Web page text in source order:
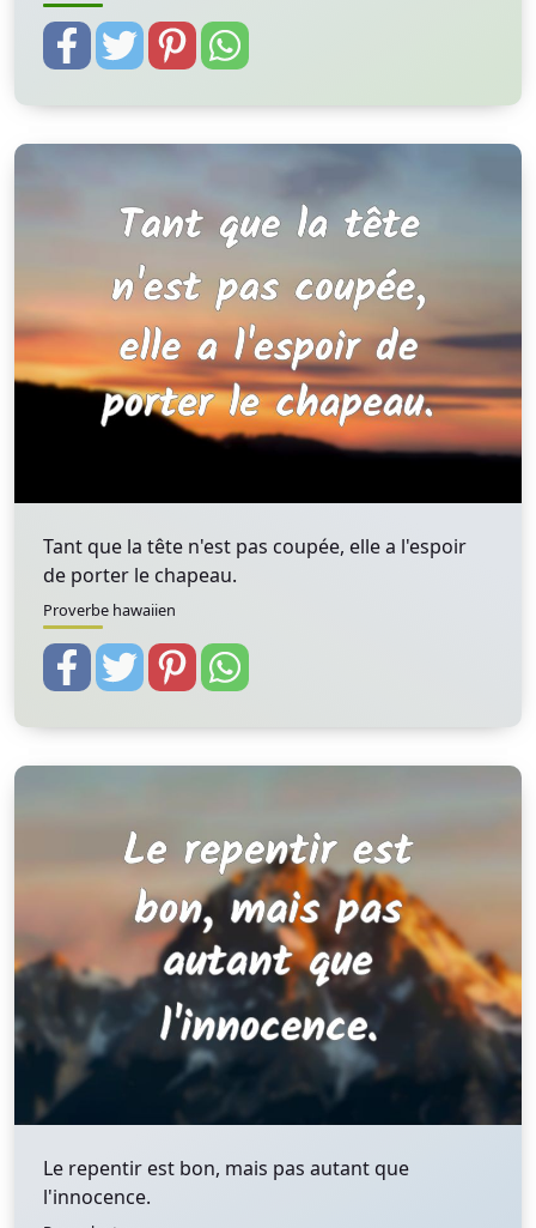
Tant que la tête n'est pas coupée, elle a l'espoir
de porter le chapeau.
Proverbe hawaiien
Le repentir est bon, mais pas autant que
l'innocence.